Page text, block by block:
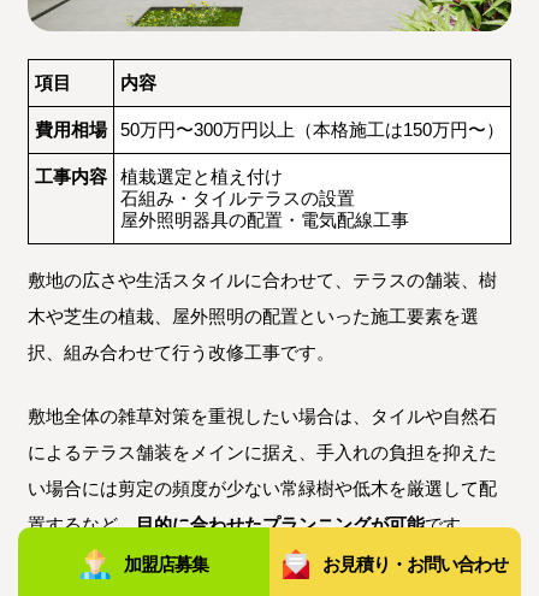
項目 内容
費用相場 50万円〜300万円以上（本格施工は150万円〜）
工事内容
植栽選定と植え付け
石組み・タイルテラスの設置
屋外照明器具の配置・電気配線工事
敷地の広さや生活スタイルに合わせて、テラスの舗装、樹
木や芝生の植栽、屋外照明の配置といった施工要素を選
択、組み合わせて行う改修工事です。
敷地全体の雑草対策を重視したい場合は、タイルや自然石
によるテラス舗装をメインに据え、手入れの負担を抑えた
い場合には剪定の頻度が少ない常緑樹や低木を厳選して配
置するなど、目的に合わせたプランニングが可能です。
加盟店募集 お見積り・お問い合わせ